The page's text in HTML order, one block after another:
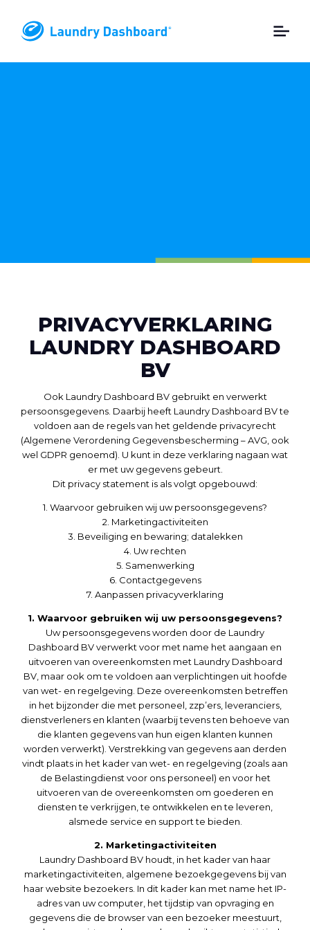
PRIVACYVERKLARING
LAUNDRY DASHBOARD
BV
Ook Laundry Dashboard BV gebruikt en verwerkt
persoonsgegevens. Daarbij heeft Laundry Dashboard BV te
voldoen aan de regels van het geldende privacyrecht
(Algemene Verordening Gegevensbescherming – AVG, ook
wel GDPR genoemd). U kunt in deze verklaring nagaan wat
er met uw gegevens gebeurt.
Dit privacy statement is als volgt opgebouwd:
1. Waarvoor gebruiken wij uw persoonsgegevens?
2. Marketingactiviteiten
3. Beveiliging en bewaring; datalekken
4. Uw rechten
5. Samenwerking
6. Contactgegevens
7. Aanpassen privacyverklaring
1. Waarvoor gebruiken wij uw persoonsgegevens?
Uw persoonsgegevens worden door de Laundry
Dashboard BV verwerkt voor met name het aangaan en
uitvoeren van overeenkomsten met Laundry Dashboard
BV, maar ook om te voldoen aan verplichtingen uit hoofde
van wet- en regelgeving. Deze overeenkomsten betreffen
in het bijzonder die met personeel, zzp’ers, leveranciers,
dienstverleners en klanten (waarbij tevens ten behoeve van
die klanten gegevens van hun eigen klanten kunnen
worden verwerkt). Verstrekking van gegevens aan derden
vindt plaats in het kader van wet- en regelgeving (zoals aan
de Belastingdienst voor ons personeel) en voor het
uitvoeren van de overeenkomsten om goederen en
diensten te verkrijgen, te ontwikkelen en te leveren,
alsmede service en support te bieden.
2. Marketingactiviteiten
Laundry Dashboard BV houdt, in het kader van haar
marketingactiviteiten, algemene bezoekgegevens bij van
haar website bezoekers. In dit kader kan met name het IP-
adres van uw computer, het tijdstip van opvraging en
gegevens die de browser van een bezoeker meestuurt,